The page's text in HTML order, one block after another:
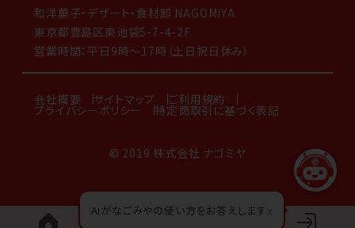
和洋菓子・デザート・食材卸 NAGOMIYA
東京都豊島区東池袋5-7-4-2F
営業時間：平日9時～17時（土日祝日休み）
会社概要 サイトマップ ご利用規約
プライバシーポリシー 特定商取引に基づく表記
© 2019 株式会社 ナゴミヤ
AIがなごみやの使い方をお答えします